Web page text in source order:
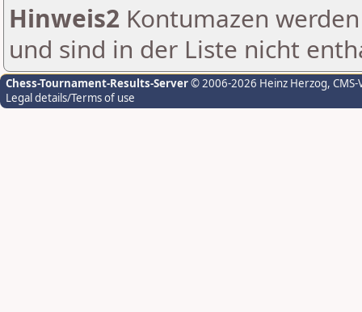
Hinweis2 Kontumazen
und sind in der Liste nicht
Chess-Tournament-Results-Server© 2006-2026 Heinz Herzog,
Legal details/Terms of use